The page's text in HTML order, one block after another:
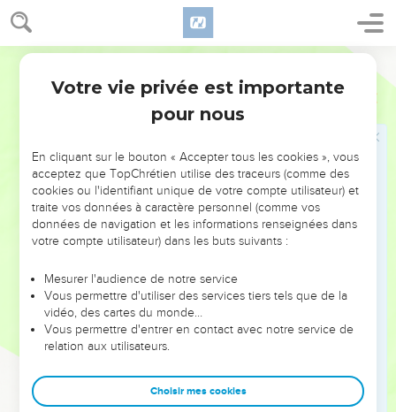
Hébreux 3
12 Faites attention, frères et sœurs : qu’aucun de vous n'ait
un cœur mauvais et incrédule qui le détourne du Dieu
Au contraire, encouragez-vous les uns les autres chaque
jour, aussi longtemps qu'on peut dire : « Aujourd'hui », afin
En effet, nous sommes devenus les compagnons de
Christ, pourvu que nous retenions fermement jusqu'à la fin
notre position première,
aussi longtemps qu’il est dit : Aujourd'hui, si vous
de la révolte.
Qui s’est en effet révolté après avoir entendu ? N’est-ce
pas tous ceux qui étaient sortis d'Egypte sous la conduite de
Moïse ?
Contre qui Dieu a-t-il été irrité pendant 40 ans ? N’est-ce
pas contre ceux qui avaient péché et dont les cadavres sont
Votre vie privée est importante
pour nous
En cliquant sur le bouton « Accepter tous les cookies », vous
acceptez que TopChrétien utilise des traceurs (comme des
cookies ou l'identifiant unique de votre compte utilisateur) et
traite vos données à caractère personnel (comme vos
données de navigation et les informations renseignées dans
votre compte utilisateur) dans les buts suivants :
Mesurer l'audience de notre service
Vous permettre d'utiliser des services tiers tels que de la
vidéo, des cartes du monde…
Vous permettre d'entrer en contact avec notre service de
relation aux utilisateurs.
Choisir mes cookies